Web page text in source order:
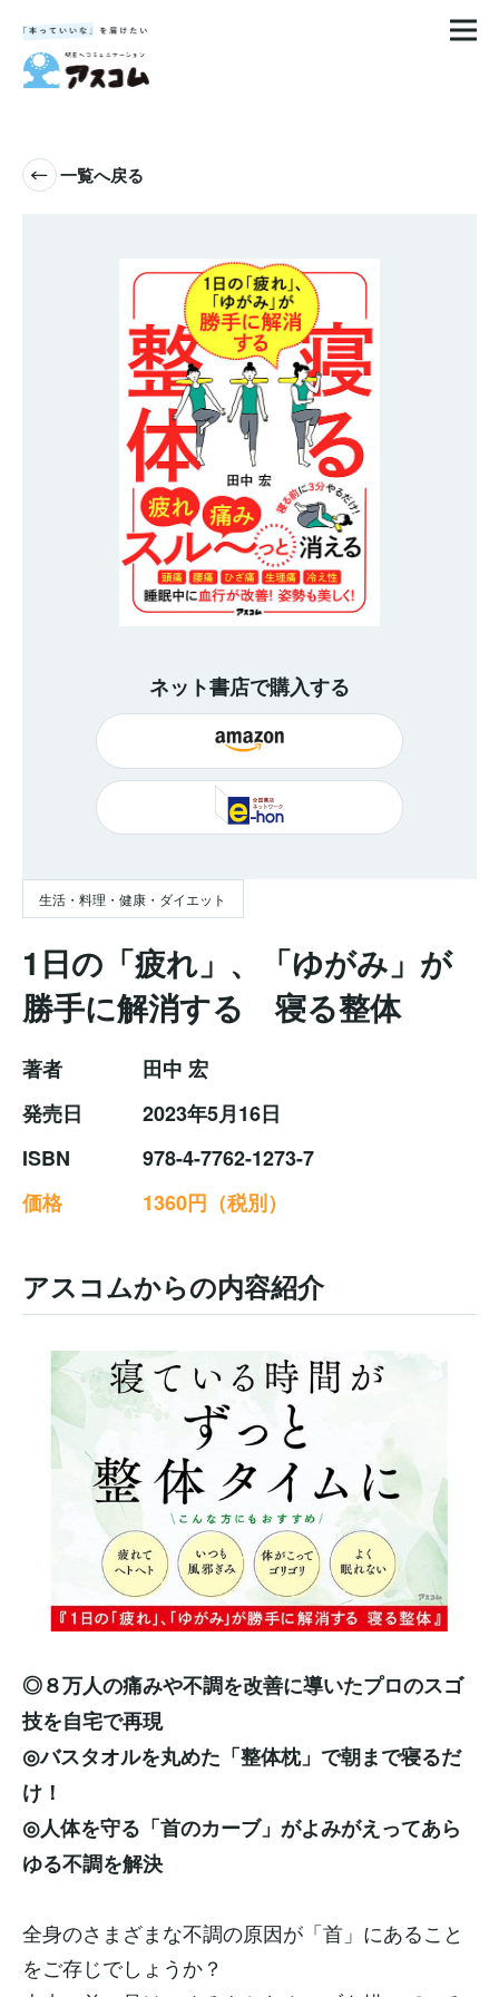
一覧へ戻る
ネット書店で購入する
生活・料理・健康・ダイエット
1日の「疲れ」、「ゆがみ」が
勝手に解消する 寝る整体
著者
田中 宏
発売日
2023年5月16日
ISBN
978-4-7762-1273-7
価格
1360円（税別）
アスコムからの内容紹介
◎８万人の痛みや不調を改善に導いたプロのスゴ
技を自宅で再現
◎バスタオルを丸めた「整体枕」で朝まで寝るだ
け！
◎人体を守る「首のカーブ」がよみがえってあら
ゆる不調を解決
全身のさまざまな不調の原因が「首」にあること
をご存じでしょうか？